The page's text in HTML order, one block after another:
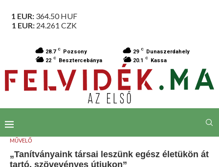
1 EUR: 364.50HUF
1 EUR: 24.261 CZK
28.7 C Pozsony 29 C
Dunaszerdahely
22 C Besztercebánya 20.1 C Kassa
MŰVELŐ
„Tanítványaink társai leszünk egész életükön át
tartó, szövevényes útjukon”